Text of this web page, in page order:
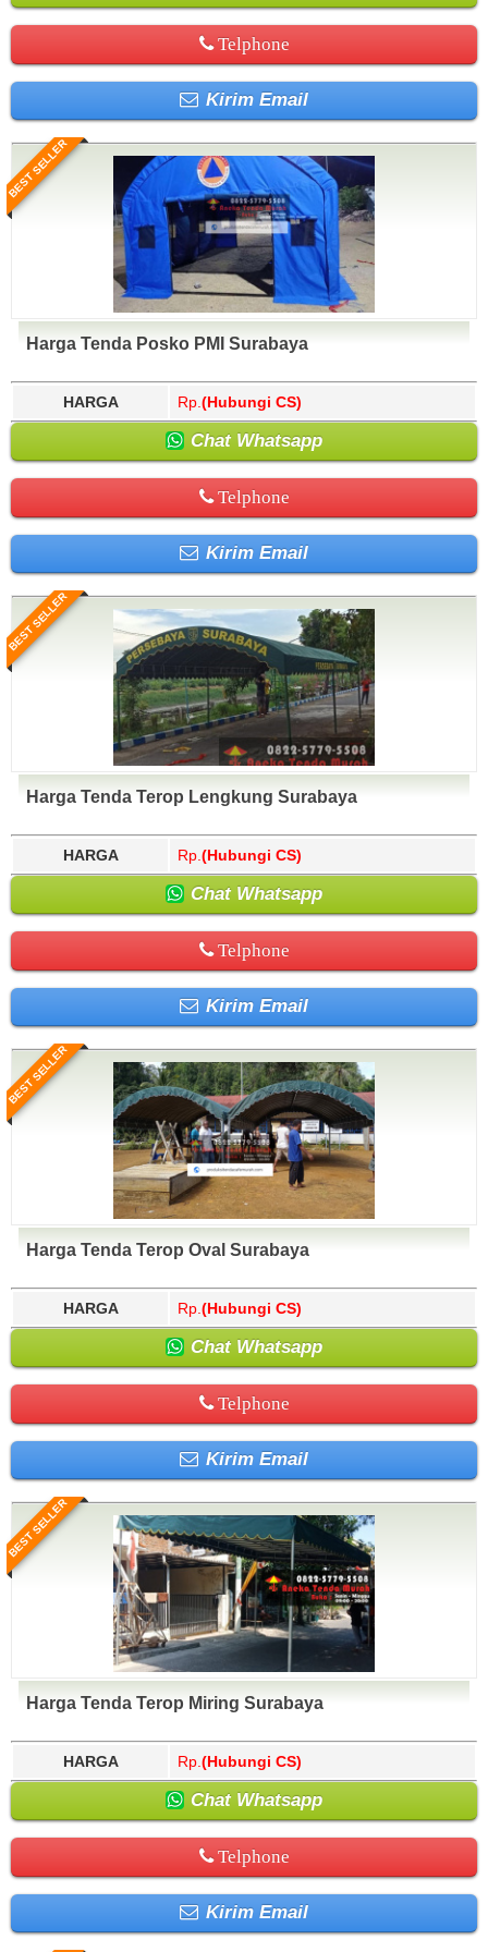
Telphone
Kirim Email
BEST SELLER
Harga Tenda Posko PMI Surabaya
HARGA Rp. (Hubungi CS)
Chat Whatsapp
Telphone
Kirim Email
BEST SELLER
Harga Tenda Terop Lengkung Surabaya
HARGA Rp. (Hubungi CS)
Chat Whatsapp
Telphone
Kirim Email
BEST SELLER
Harga Tenda Terop Oval Surabaya
HARGA Rp. (Hubungi CS)
Chat Whatsapp
Telphone
Kirim Email
BEST SELLER
Harga Tenda Terop Miring Surabaya
HARGA Rp. (Hubungi CS)
Chat Whatsapp
Telphone
Kirim Email